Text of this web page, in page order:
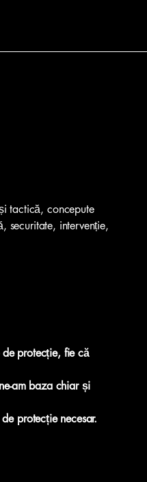
tactică, concepute
securitate, intervenție,
de protecție, fie că
am baza chiar și
protecție necesar.